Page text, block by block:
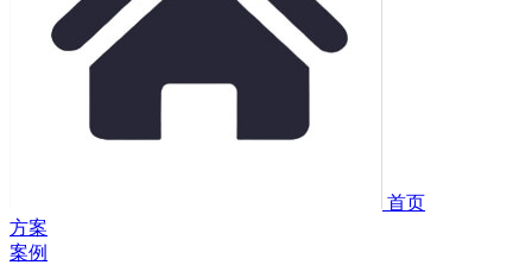
首页
方案
案例